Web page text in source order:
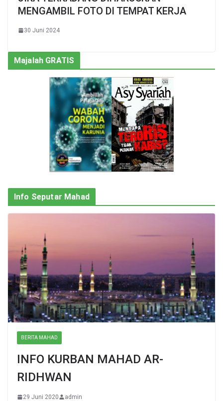
MENGAMBIL FOTO DI TEMPAT KERJA
30 Juni 2024
Majalah GRATIS
Info Seputar Mahad
BERITA MAHAD
INFO KURBAN MAHAD AR-
RIDHWAN
29 Juni 2020 admin